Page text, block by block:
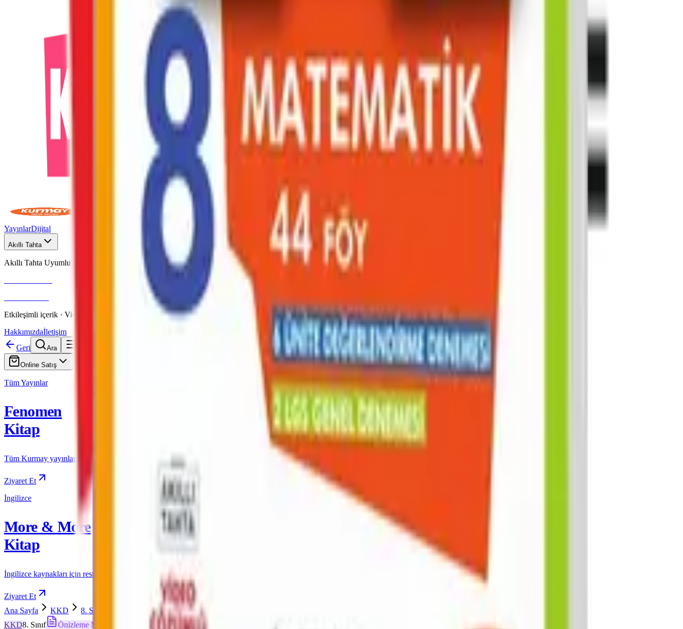
YayınlarDijital
Akıllı Tahta
Akıllı Tahta Uyumlu
Etkileşimli içerik · Video destekli anlatım · MEB uyumlu
Hakkımızdaİletişim
Geri
Ara
Online Satış
Tüm Yayınlar
Fenomen
Kitap
Tüm Kurmay yayınları için resmi satış
Ziyaret Et
İngilizce
More & More
Kitap
İngilizce kaynakları için resmi satış
Ziyaret Et
Ana Sayfa
KKD 8. Sınıf
KKD 8. SINIF PARAGRAF (Haftalık Kazanım Kavrama Denemeleri)
KKD8. Sınıf Önizleme Mevcut